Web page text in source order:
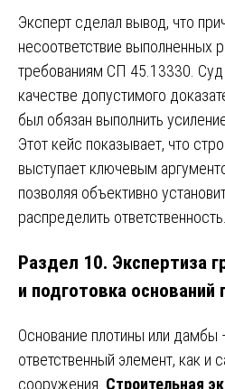
Эксперт сделал вывод, что
несоответствие выполненных
требованиям СП 45.13330. Суд
качестве допустимого
был обязан выполнить
Этот кейс показывает, что
выступает ключевым
позволяя объективно
распределить ответственность.
Раздел 10. Экспертиза
и подготовка оснований
Основание плотины или дамбы
ответственный элемент, как и
сооружения. Строительная